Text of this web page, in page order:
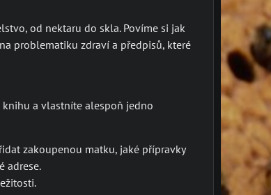
od nektaru do skla. Povíme si jak
problematiku zdraví a předpisů, které
knihu a vlastníte alespoň jedno
zakoupenou matku, jaké přípravky
adrese.